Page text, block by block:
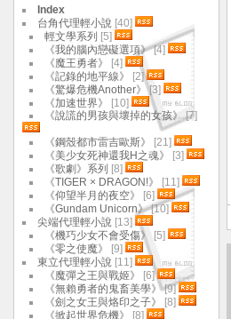
Index
台角代理輕小說 [40]
輕文學系列 [5]
《我的腦內戀礙選項》[4]
《魔王勇者》
[4]
《記錄的地平線》
[2]
《驚爆危機Another》[3]
《加速世界》
[10]
《說謊的男孩與壞掉的女孩》[7]
《鋼殼都市雷吉歐斯》
[21]
《美少女死神還我H之魂》
[3]
《歌劇》系列 [8]
《TIGER × DRAGON!》
[11]
《仰望半月的夜空》
[6]
《Gundam Unicorn》[10]
尖端代理輕小說 [13]
《機巧少女不會受傷》
[5]
《零之使魔》
[9]
東立代理輕小說 [11]
《魔彈之王與戰姬》
[6]
《無賴勇者的鬼畜美學》[9]
《劍之女王與烙印之子》
[8]
《掀起世界危機》
[8]